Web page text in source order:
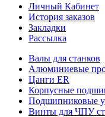
Личный Кабинет
История заказов
Закладки
Рассылка
Валы для станков
Алюминиевые
Цанги ER
Корпусные
Подшипниковые
Винты для ЧПУ